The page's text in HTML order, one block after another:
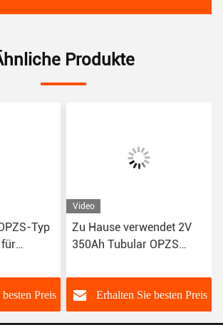
Produkte
Typ
Preis
Video
Zu Hause verwendet 2V
350Ah Tubular OPZS
Jahren Lebensdauer
Erhalten Sie besten Preis